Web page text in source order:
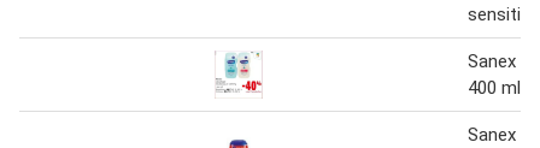
Sanex
400 ml
Sanex